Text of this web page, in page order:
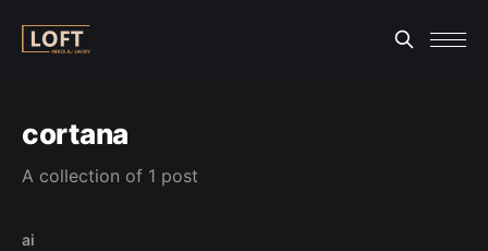
cortana
A collection of 1 post
ai